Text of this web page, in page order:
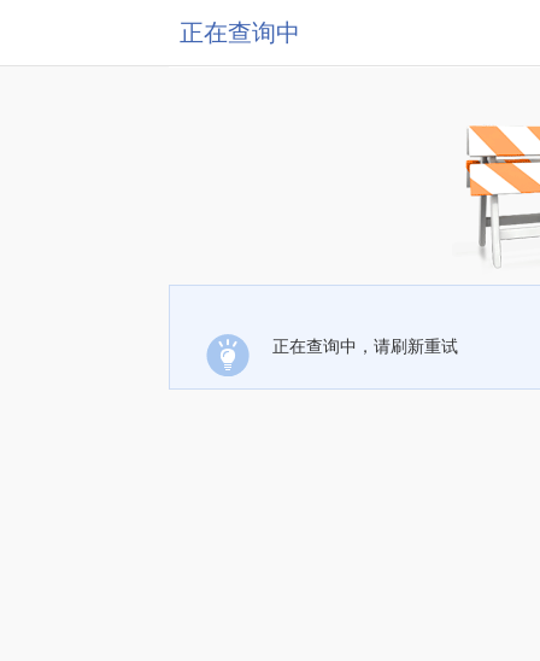
正在查询中
正在查询中，请刷新重试